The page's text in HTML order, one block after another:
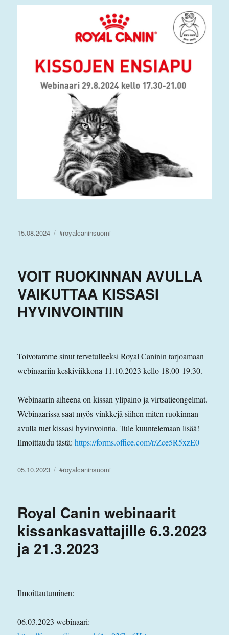
Julkaistu
15.08.2024 Avainsanat
#royalcaninsuomi
VOIT RUOKINNAN AVULLA
VAIKUTTAA KISSASI
HYVINVOINTIIN
Toivotamme sinut tervetulleeksi Royal Caninin tarjoamaan
webinaariin keskiviikkona 11.10.2023 kello 18.00-19.30.
Webinaarin aiheena on kissan ylipaino ja virtsatieongelmat.
Webinaarissa saat myös vinkkejä siihen miten ruokinnan
avulla tuet kissasi hyvinvointia. Tule kuuntelemaan lisää!
Ilmoittaudu tästä:https://forms.office.com/r/Zce5R5xzE0
Julkaistu
05.10.2023 Avainsanat
#royalcaninsuomi
Royal Canin webinaarit
kissankasvattajille 6.3.2023
ja 21.3.2023
Ilmoittautuminen:
06.03.2023 webinaari: